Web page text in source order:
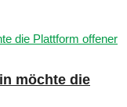
möchte die